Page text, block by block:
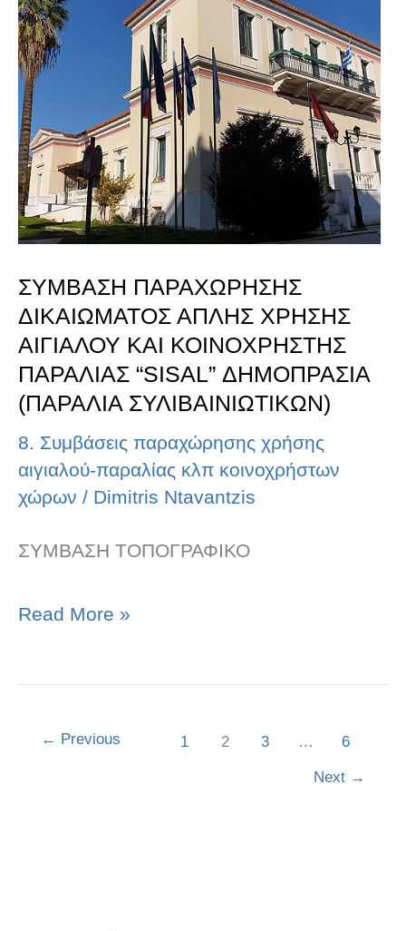
ΣΥΜΒΑΣΗ ΠΑΡΑΧΩΡΗΣΗΣ
ΔΙΚΑΙΩΜΑΤΟΣ ΑΠΛΗΣ ΧΡΗΣΗΣ
ΑΙΓΙΑΛΟΥ ΚΑΙ ΚΟΙΝΟΧΡΗΣΤΗΣ
ΠΑΡΑΛΙΑΣ “SISAL” ΔΗΜΟΠΡΑΣΙΑ
(ΠΑΡΑΛΙΑ ΣΥΛΙΒΑΙΝΙΩΤΙΚΩΝ)
8. Συμβάσεις παραχώρησης χρήσης
αιγιαλού-παραλίας κλπ κοινοχρήστων
χώρων / Dimitris Ntavantzis
ΣΥΜΒΑΣΗ ΤΟΠΟΓΡΑΦΙΚΟ
ΠΑΡΑΧΩΡΗΣΗΣ
ΔΙΚΑΙΩΜΑΤΟΣ
ΑΠΛΗΣ
ΧΡΗΣΗΣ
ΑΙΓΙΑΛΟΥ
ΚΑΙ
ΚΟΙΝΟΧΡΗΣΤΗΣ
“SISAL”
ΔΗΜΟΠΡΑΣΙΑ
(ΠΑΡΑΛΙΑ
ΣΥΛΙΒΑΙΝΙΩΤΙΚΩΝ)
Read More »
← Previous 1 2 3 … 6
Next →